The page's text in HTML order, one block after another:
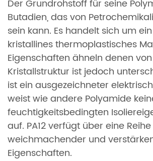
Der Grundrohstoff für seine
Butadien, das von
sein kann. Es handelt sich um
kristallines thermoplastisches
Eigenschaften ähneln denen von
Kristallstruktur ist jedoch
ist ein ausgezeichneter
weist wie andere Polyamide
feuchtigkeitsbedingten
auf. PA12 verfügt über eine
weichmachender und
Eigenschaften.